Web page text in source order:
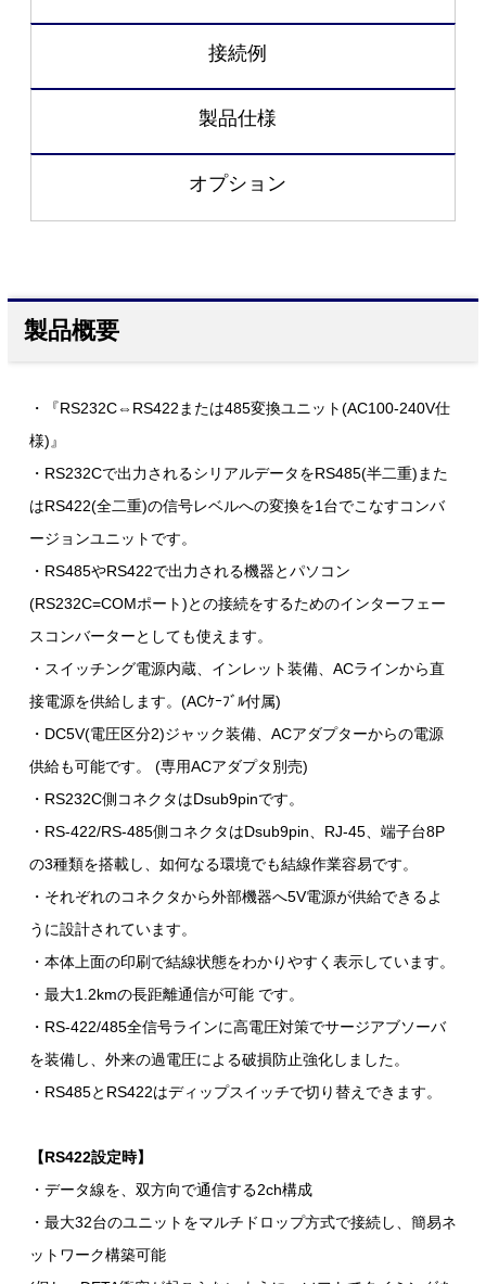
接続例
製品仕様
オプション
製品概要
・『RS232C⇔RS422または485変換ユニット(AC100-240V仕
様)』
・RS232Cで出力されるシリアルデータをRS485(半二重)また
はRS422(全二重)の信号レベルへの変換を1台でこなすコンバ
ージョンユニットです。
・RS485やRS422で出力される機器とパソコン
(RS232C=COMポート)との接続をするためのインターフェー
スコンバーターとしても使えます。
・スイッチング電源内蔵、インレット装備、ACラインから直
接電源を供給します。(ACｹｰﾌﾞﾙ付属)
・DC5V(電圧区分2)ジャック装備、ACアダプターからの電源
供給も可能です。 (専用ACアダプタ別売)
・RS232C側コネクタはDsub9pinです。
・RS-422/RS-485側コネクタはDsub9pin、RJ-45、端子台8P
の3種類を搭載し、如何なる環境でも結線作業容易です。
・それぞれのコネクタから外部機器へ5V電源が供給できるよ
うに設計されています。
・本体上面の印刷で結線状態をわかりやすく表示しています。
・最大1.2kmの長距離通信が可能 です。
・RS-422/485全信号ラインに高電圧対策でサージアブソーバ
を装備し、外来の過電圧による破損防止強化しました。
・RS485とRS422はディップスイッチで切り替えできます。
【RS422設定時】
・データ線を、双方向で通信する2ch構成
・最大32台のユニットをマルチドロップ方式で接続し、簡易ネ
ットワーク構築可能